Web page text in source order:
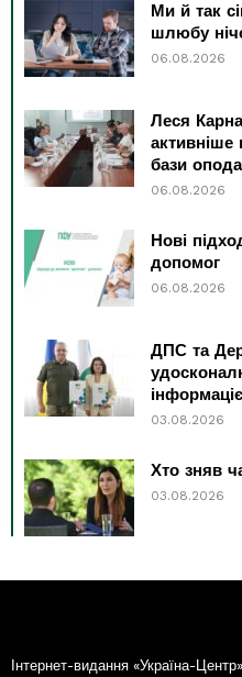
Ми й так
шлюбу
06.08.2026
Леся
бази
06.08.2026
Нові
допомог
06.08.2026
ДПС та
03.08.2026
Хто зняв
03.08.2026
Інтернет-видання «Україна-